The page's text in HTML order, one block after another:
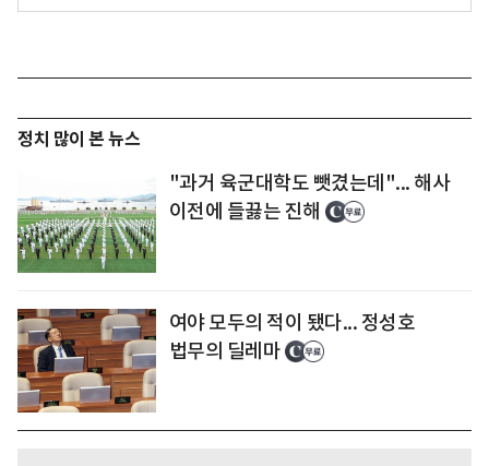
정치 많이 본 뉴스
"과거 육군대학도 뺏겼는데"... 해사
이전에 들끓는 진해
여야 모두의 적이 됐다... 정성호
법무의 딜레마